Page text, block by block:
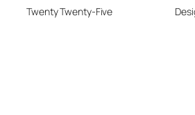
Twenty Twenty-Five